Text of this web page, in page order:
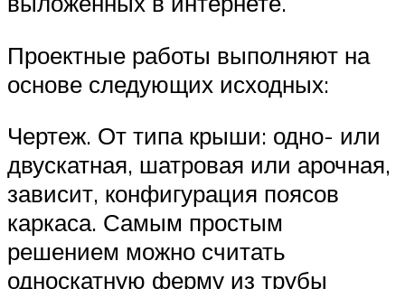
Проектные работы выполняют на
основе следующих исходных:
Чертеж. От типа крыши: одно- или
двускатная, шатровая или арочная,
зависит, конфигурация поясов
каркаса. Самым простым
решением можно считать
односкатную ферму из трубы